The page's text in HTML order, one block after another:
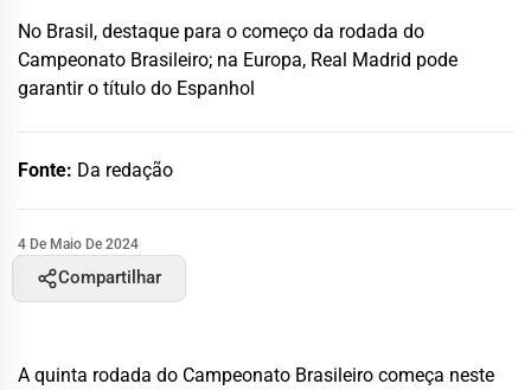
No Brasil, destaque para o começo da rodada do
Campeonato Brasileiro; na Europa, Real Madrid pode
garantir o título do Espanhol
Fonte: Da redação
4 De Maio De 2024
Compartilhar
A quinta rodada do Campeonato Brasileiro começa neste